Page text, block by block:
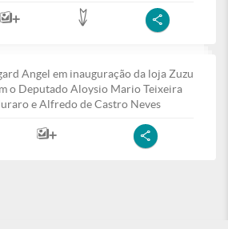
Angel em inauguração da loja Zuzu
o Deputado Aloysio Mario Teixeira
e Alfredo de Castro Neves